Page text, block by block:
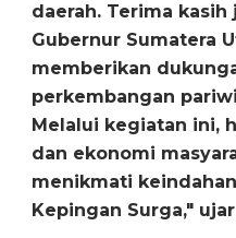
daerah. Terima kasih
Gubernur Sumatera
memberikan
perkembangan
Melalui kegiatan ini,
dan ekonomi
menikmati
Kepingan Surga,"